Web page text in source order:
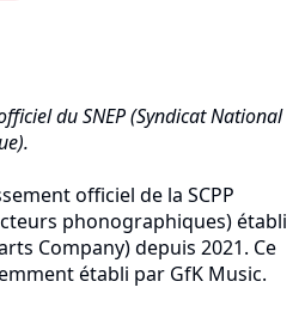
du SNEP (Syndicat National
officiel de la SCPP
phonographiques) établi
Company) depuis 2021. Ce
établi par GfK Music.